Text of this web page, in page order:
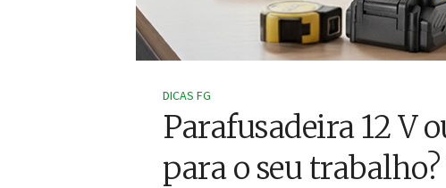
DICAS FG
Parafusadeira 12 V
para o seu